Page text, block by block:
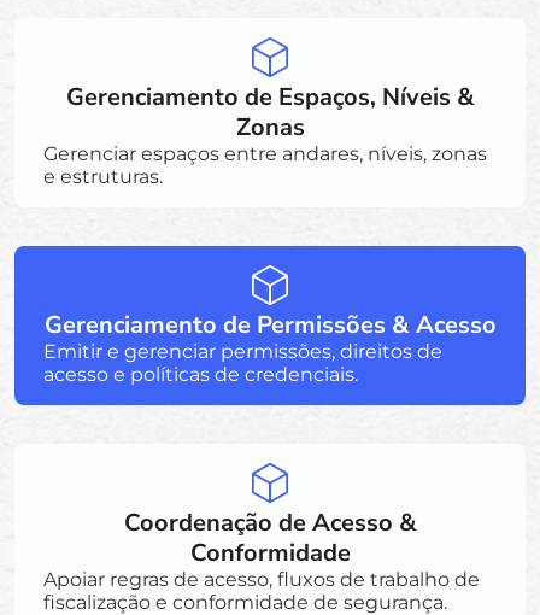
Gerenciamento de Espaços, Níveis &
Zonas
Gerenciar espaços entre andares, níveis, zonas
e estruturas.
Gerenciamento de Permissões & Acesso
Emitir e gerenciar permissões, direitos de
acesso e políticas de credenciais.
Coordenação de Acesso &
Conformidade
Apoiar regras de acesso, fluxos de trabalho de
fiscalização e conformidade de segurança.